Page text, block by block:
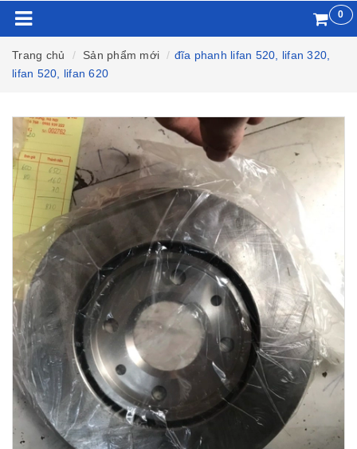
0
Trang chủ Sản phẩm mới
đĩa phanh lifan 520, lifan 320,
lifan 520, lifan 620